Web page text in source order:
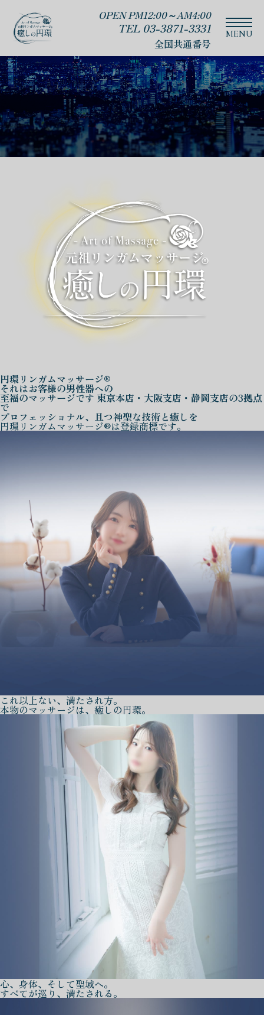
OPEN PM12:00～AM4:00
TEL 03-3871-3331
全国共通番号
円環リンガムマッサージ®
それはお客様の男性器への
至福のマッサージです 東京本店・大阪支店・静岡支店の3拠点
で
プロフェッショナル、且つ神聖な技術と癒しを
円環リンガムマッサージ®は登録商標です。
これ以上ない、満たされ方。
本物のマッサージは、癒しの円環。
心、身体、そして聖域へ。
すべてが巡り、満たされる。